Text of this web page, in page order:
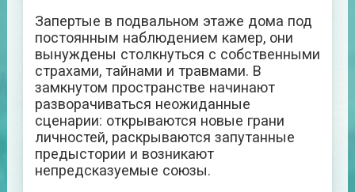
Запертые в подвальном этаже дома под
постоянным наблюдением камер, они
вынуждены столкнуться с собственными
страхами, тайнами и травмами. В
замкнутом пространстве начинают
разворачиваться неожиданные
сценарии: открываются новые грани
личностей, раскрываются запутанные
предыстории и возникают
непредсказуемые союзы.